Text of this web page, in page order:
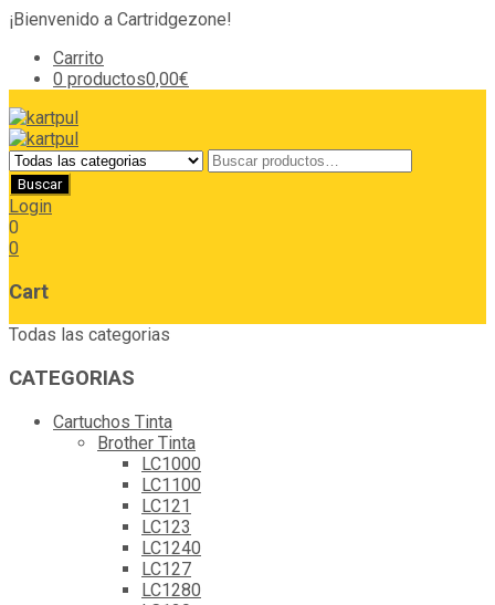
¡Bienvenido a Cartridgezone!
Carrito
0 productos0,00€
Login
0
0
Cart
Todas las categorias
CATEGORIAS
Cartuchos Tinta
Brother Tinta
LC1000
LC1100
LC121
LC123
LC1240
LC127
LC1280